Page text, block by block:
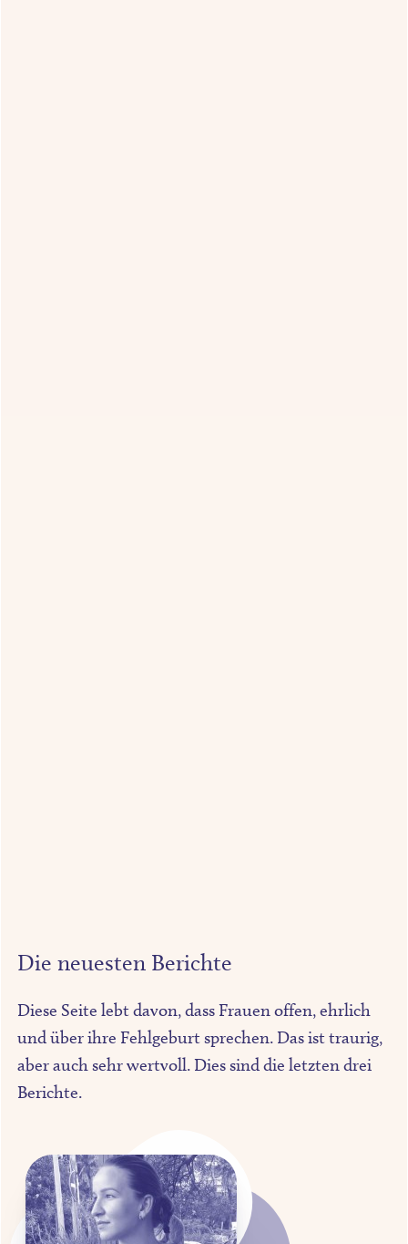
Die neuesten Berichte
Diese Seite lebt davon, dass Frauen offen, ehrlich
und über ihre Fehlgeburt sprechen. Das ist traurig,
aber auch sehr wertvoll. Dies sind die letzten drei
Berichte.